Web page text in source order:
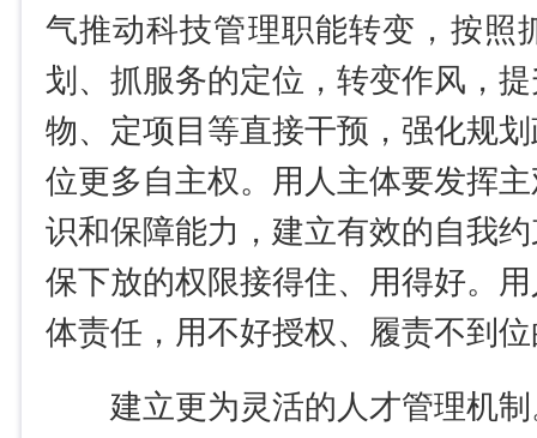
气推动科技管理职能转变，按照
划、抓服务的定位，转变作风，
物、定项目等直接干预，强化规
位更多自主权。用人主体要发挥
识和保障能力，建立有效的自我
保下放的权限接得住、用得好。
体责任，用不好授权、履责不到
建立更为灵活的人才管理机制